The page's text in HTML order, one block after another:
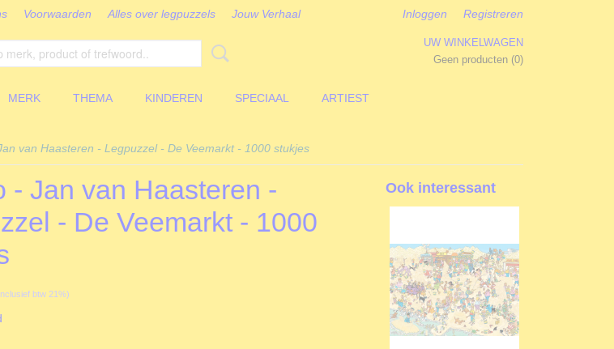
Voorwaarden Alles over legpuzzels Jouw Verhaal Inloggen Registreren
UW WINKELWAGEN
Geen producten (0)
MERK THEMA KINDEREN SPECIAAL ARTIEST
van Haasteren - Legpuzzel - De Veemarkt - 1000 stukjes
- Jan van Haasteren -
- De Veemarkt - 1000
btw 21%)
Ook interessant